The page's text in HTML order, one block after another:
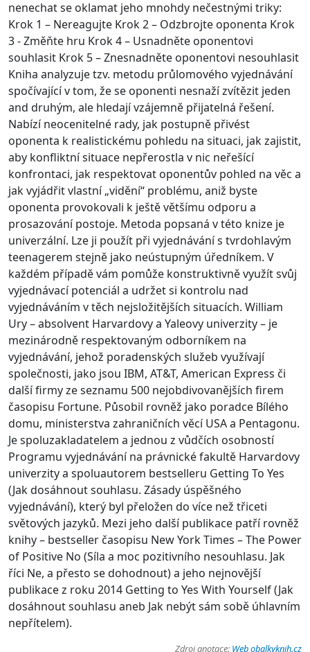
nenechat se oklamat jeho mnohdy nečestnými triky:
Krok 1 – Nereagujte Krok 2 – Odzbrojte oponenta Krok
3 - Změňte hru Krok 4 – Usnadněte oponentovi
souhlasit Krok 5 – Znesnadněte oponentovi nesouhlasit
Kniha analyzuje tzv. metodu průlomového vyjednávání
spočívající v tom, že se oponenti nesnaží zvítězit jeden
and druhým, ale hledají vzájemně přijatelná řešení.
Nabízí neocenitelné rady, jak postupně přivést
oponenta k realistickému pohledu na situaci, jak zajistit,
aby konfliktní situace nepřerostla v nic neřešící
konfrontaci, jak respektovat oponentův pohled na věc a
jak vyjádřit vlastní „vidění“ problému, aniž byste
oponenta provokovali k ještě většímu odporu a
prosazování postoje. Metoda popsaná v této knize je
univerzální. Lze ji použít při vyjednávání s tvrdohlavým
teenagerem stejně jako neústupným úředníkem. V
každém případě vám pomůže konstruktivně využít svůj
vyjednávací potenciál a udržet si kontrolu nad
vyjednáváním v těch nejsložitějších situacích. William
Ury – absolvent Harvardovy a Yaleovy univerzity – je
mezinárodně respektovaným odborníkem na
vyjednávání, jehož poradenských služeb využívají
společnosti, jako jsou IBM, AT&T, American Express či
další firmy ze seznamu 500 nejobdivovanějších firem
časopisu Fortune. Působil rovněž jako poradce Bílého
domu, ministerstva zahraničních věcí USA a Pentagonu.
Je spoluzakladatelem a jednou z vůdčích osobností
Programu vyjednávání na právnické fakultě Harvardovy
univerzity a spoluautorem bestselleru Getting To Yes
(Jak dosáhnout souhlasu. Zásady úspěšného
vyjednávání), který byl přeložen do více než třiceti
světových jazyků. Mezi jeho další publikace patří rovněž
knihy – bestseller časopisu New York Times – The Power
of Positive No (Síla a moc pozitivního nesouhlasu. Jak
říci Ne, a přesto se dohodnout) a jeho nejnovější
publikace z roku 2014 Getting to Yes With Yourself (Jak
dosáhnout souhlasu aneb Jak nebýt sám sobě úhlavním
nepřítelem).
Zdroj anotace: Web obalkyknih.cz